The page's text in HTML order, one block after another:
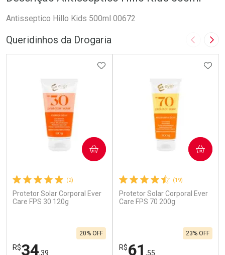
Antisseptico Hillo Kids 500ml 00672
Queridinhos da Drogaria Imagem
(2)
Protetor Solar Corporal Ever
Care FPS 30 120g
R$34,39
20% OFF
ADICIONAR AOS FAVORITOS
COMPRAR
(19)
Protetor Solar Corporal Ever
Care FPS 70 200g
R$61 ,55
23% OFF
COMPRAR